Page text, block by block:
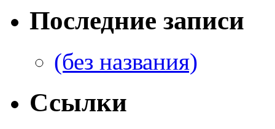
Последние записи
(без названия)
Ссылки